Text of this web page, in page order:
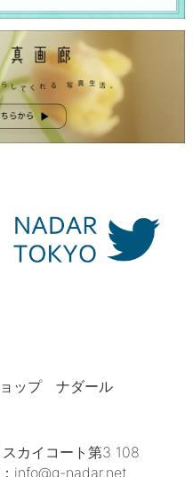
ップ ナダール
カイコート第3 108
info@g-nadar.net